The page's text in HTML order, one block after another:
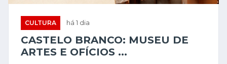
CULTURA há 1 dia
CASTELO BRANCO: MUSEU DE
ARTES E OFÍCIOS ...